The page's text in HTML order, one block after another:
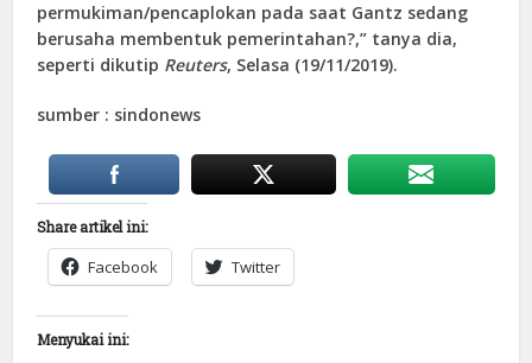
permukiman/pencaplokan pada saat Gantz sedang
berusaha membentuk pemerintahan?,” tanya dia,
seperti dikutip Reuters, Selasa (19/11/2019).
sumber : sindonews
Share artikel ini:
Facebook Twitter
Menyukai ini: